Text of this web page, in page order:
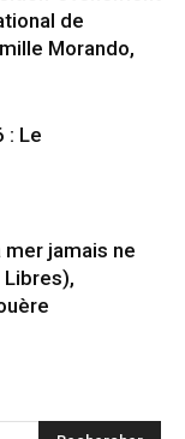
de
Morando,
: Le
mer jamais ne
Libres),